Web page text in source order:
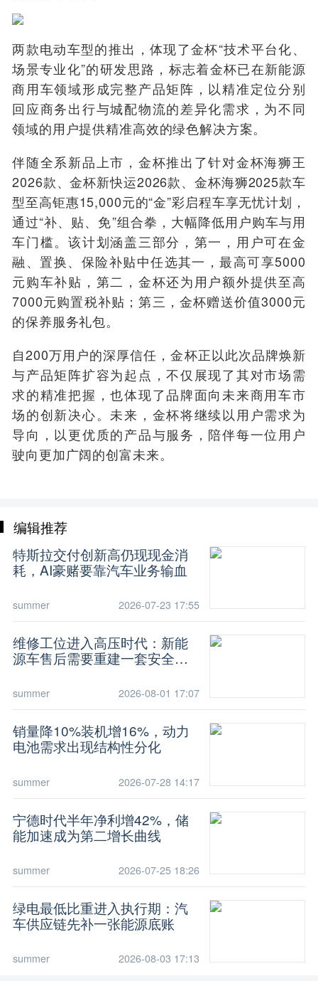
两款电动车型的推出，体现了金杯“技术平台化、
场景专业化”的研发思路，标志着金杯已在新能源
商用车领域形成完整产品矩阵，以精准定位分别
回应商务出行与城配物流的差异化需求，为不同
领域的用户提供精准高效的绿色解决方案。
伴随全系新品上市，金杯推出了针对金杯海狮王
2026款、金杯新快运2026款、金杯海狮2025款车
型至高钜惠15,000元的“金”彩启程车享无忧计划，
通过“补、贴、免”组合拳，大幅降低用户购车与用
车门槛。该计划涵盖三部分，第一，用户可在金
融、置换、保险补贴中任选其一，最高可享5000
元购车补贴，第二，金杯还为用户额外提供至高
7000元购置税补贴；第三，金杯赠送价值3000元
的保养服务礼包。
自200万用户的深厚信任，金杯正以此次品牌焕新
与产品矩阵扩容为起点，不仅展现了其对市场需
求的精准把握，也体现了品牌面向未来商用车市
场的创新决心。未来，金杯将继续以用户需求为
导向，以更优质的产品与服务，陪伴每一位用户
驶向更加广阔的创富未来。
编辑推荐
特斯拉交付创新高仍现现金消
耗，AI豪赌要靠汽车业务输血
summer 2026-07-23 17:55
维修工位进入高压时代：新能
源车售后需要重建一套安全常
summer 2026-08-01 17:07
销量降10%装机增16%，动力
电池需求出现结构性分化
summer 2026-07-28 14:17
宁德时代半年净利增42%，储
能加速成为第二增长曲线
summer 2026-07-25 18:26
绿电最低比重进入执行期：汽
车供应链先补一张能源底账
summer 2026-08-03 17:13